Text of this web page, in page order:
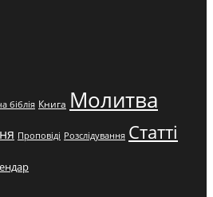
біблія Книга Молитва
Проповіді Розслідування Статті